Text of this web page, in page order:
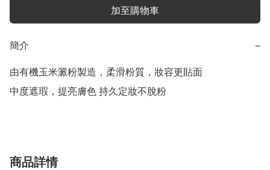
加至購物車
簡介 −
由有機玉米澱粉製造，柔滑粉質，妝容更貼面
中度遮瑕，提亮膚色 持久定妝不脫粉
商品詳情